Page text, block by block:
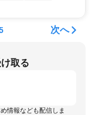
次へ
取る
情報なども配信しま